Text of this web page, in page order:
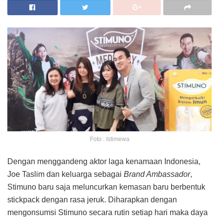
Foto : Istimewa
Dengan menggandeng aktor laga kenamaan Indonesia,
Joe Taslim dan keluarga sebagai Brand Ambassador,
Stimuno baru saja meluncurkan kemasan baru berbentuk
stickpack dengan rasa jeruk. Diharapkan dengan
mengonsumsi Stimuno secara rutin setiap hari maka daya